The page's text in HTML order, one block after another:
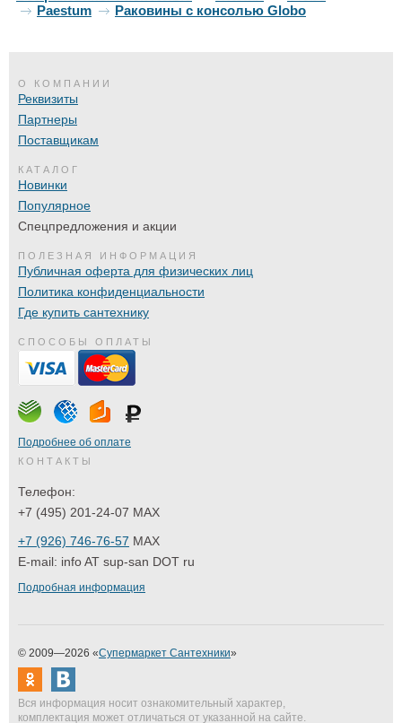
Paestum
Раковины с консолью Globo
О КОМПАНИИ
Реквизиты
Партнеры
Поставщикам
КАТАЛОГ
Новинки
Популярное
Спецпредложения и акции
ПОЛЕЗНАЯ ИНФОРМАЦИЯ
Публичная оферта для физических лиц
Политика конфиденциальности
Где купить сантехнику
СПОСОБЫ ОПЛАТЫ
Подробнее об оплате
КОНТАКТЫ
Телефон:
+7 (495) 201-24-07 MAX
+7 (926) 746-76-57 MAX
E-mail: info AT sup-san DOT ru
Подробная информация
© 2009—2026 «Супермаркет Сантехники»
Вся информация носит ознакомительный характер,
комплектация может отличаться от указанной на сайте.